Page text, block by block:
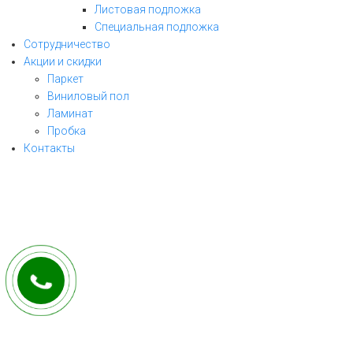
Листовая подложка
Специальная подложка
Сотрудничество
Акции и скидки
Паркет
Виниловый пол
Ламинат
Пробка
Контакты
заполните форму и мы свяжемся с Вами